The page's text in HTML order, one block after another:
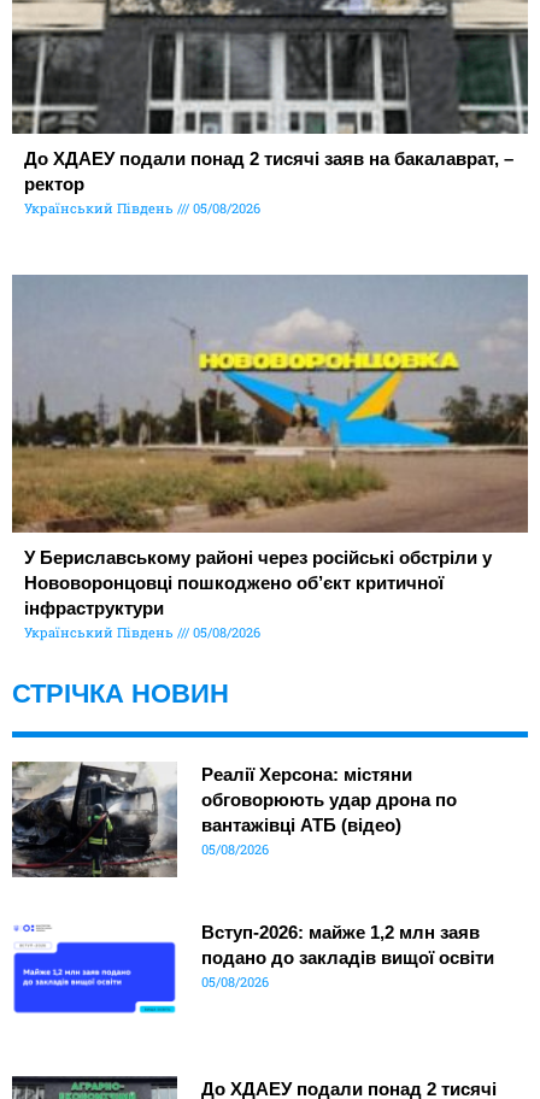
До ХДАЕУ подали понад 2 тисячі заяв на бакалаврат, –
ректор
Український Південь 05/08/2026
У Бериславському районі через російські обстріли у
Нововоронцовці пошкоджено об’єкт критичної
інфраструктури
Український Південь 05/08/2026
СТРІЧКА НОВИН
Реалії Херсона: містяни
обговорюють удар дрона по
вантажівці АТБ (відео)
05/08/2026
Вступ-2026: майже 1,2 млн заяв
подано до закладів вищої освіти
05/08/2026
До ХДАЕУ подали понад 2 тисячі